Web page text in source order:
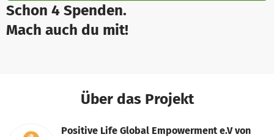
Schon 4 Spenden.
Mach auch du mit!
Über das Projekt
Positive Life Global Empowerment e.V von